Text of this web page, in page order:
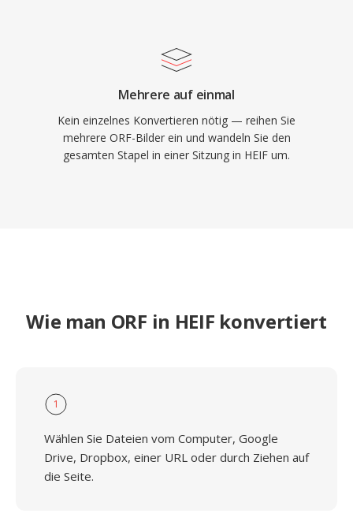
Mehrere auf einmal
Kein einzelnes Konvertieren nötig — reihen Sie
mehrere ORF-Bilder ein und wandeln Sie den
gesamten Stapel in einer Sitzung in HEIF um.
Wie man ORF in HEIF konvertiert
1
Wählen Sie Dateien vom Computer, Google
Drive, Dropbox, einer URL oder durch Ziehen auf
die Seite.